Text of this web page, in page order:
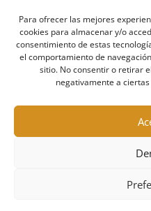
Para ofrecer las mejores
cookies para almacenar y/o
consentimiento de estas
el comportamiento de
sitio. No consentir o retirar
negativamente a
CAZA
RECORRIDOS
ALTA